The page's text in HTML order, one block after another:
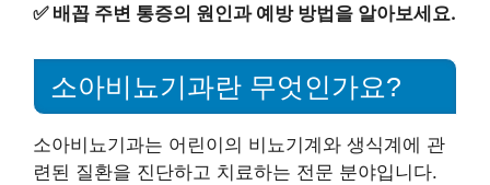
✅ 배꼽 주변 통증의 원인과 예방 방법을 알아보세요.
소아비뇨기과란 무엇인가요?
소아비뇨기과는 어린이의 비뇨기계와 생식계에 관
련된 질환을 진단하고 치료하는 전문 분야입니다.